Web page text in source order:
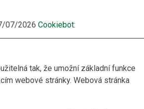
07/2026 Cookiebot:
tak, že umožní základní funkce
webové stránky. Webová stránka